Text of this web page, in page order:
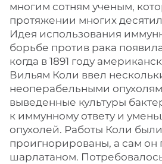
многим сотням ученым,
протяжении многих
Идея использования
борьбе против рака
когда в 1891 году
Вильям Коли ввел
неоперабельными
выведенные культуры
к иммунному ответу и
опухолей. Работы Коли были
проигнорированы, а сам он
шарлатаном.